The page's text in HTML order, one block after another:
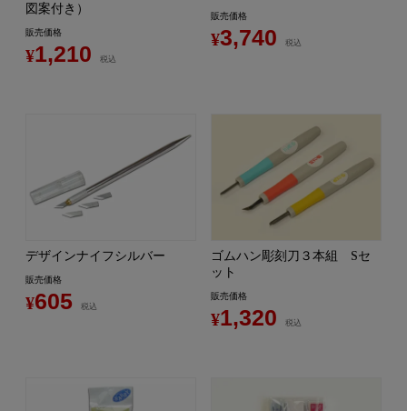
図案付き）
販売価格
¥1,210 税込
販売価格
¥3,740 税込
デザインナイフシルバー
販売価格
¥605 税込
ゴムハン彫刻刀３本組 Sセ
ット
販売価格
¥1,320 税込